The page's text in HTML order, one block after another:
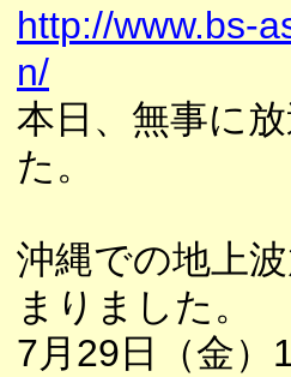
http://www.bs-
n/
本日、無事に
た。
沖縄での地上
まりました。
7月29日（金）